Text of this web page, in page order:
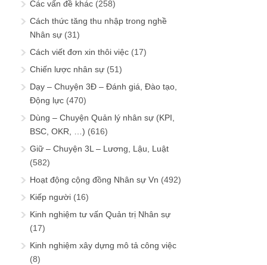
Các vấn đề khác (258)
Cách thức tăng thu nhập trong nghề
Nhân sự (31)
Cách viết đơn xin thôi việc (17)
Chiến lược nhân sự (51)
Dạy – Chuyện 3Đ – Đánh giá, Đào tạo,
Động lực (470)
Dùng – Chuyện Quản lý nhân sự (KPI,
BSC, OKR, …) (616)
Giữ – Chuyện 3L – Lương, Lậu, Luật
(582)
Hoạt động cộng đồng Nhân sự Vn (492)
Kiếp người (16)
Kinh nghiệm tư vấn Quản trị Nhân sự
(17)
Kinh nghiệm xây dựng mô tả công việc
(8)